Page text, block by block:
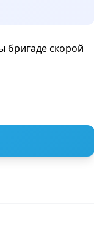
бригаде скорой